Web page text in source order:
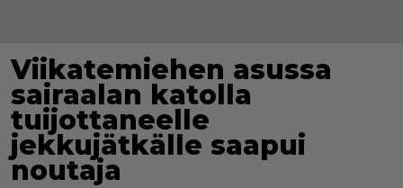
Viikatemiehen asussa
sairaalan katolla
tuijottaneelle
jekkujätkälle saapui
noutaja